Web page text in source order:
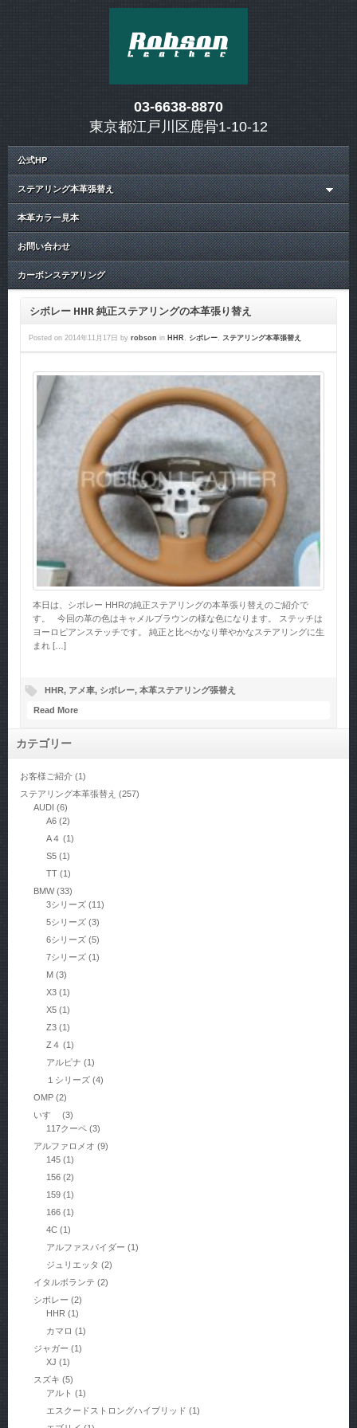
03-6638-8870
東京都江戸川区鹿骨1-10-12
公式HP
ステアリング本革張替え
本革カラー見本
お問い合わせ
カーボンステアリング
シボレー HHR 純正ステアリングの本革張り替え
Posted on 2014年11月17日 by robson in HHR , シボレー, ステアリング本革張替え
本日は、シボレー HHRの純正ステアリングの本革張り替えのご紹介で
す。 今回の革の色はキャメルブラウンの様な色になります。 ステッチは
ヨーロピアンステッチです。 純正と比べかなり華やかなステアリングに生
まれ […]
HHR, アメ車, シボレー, 本革ステアリング張替え
Read More
カテゴリー
お客様ご紹介 (1)
ステアリング本革張替え (257)
AUDI (6)
A6 (2)
A４ (1)
S5 (1)
TT (1)
BMW(33)
3シリーズ (11)
5シリーズ (3)
6シリーズ (5)
7シリーズ (1)
M (3)
X3 (1)
X5 (1)
Z3 (1)
Z４ (1)
アルピナ (1)
１シリーズ (4)
OMP(2)
いすゞ
(3)
117クーペ (3)
アルファロメオ (9)
145 (1)
156 (2)
159 (1)
166 (1)
4C (1)
アルファスパイダー (1)
ジュリエッタ (2)
イタルボランテ (2)
シボレー (2)
HHR (1)
カマロ (1)
ジャガー (1)
XJ (1)
スズキ (5)
アルト (1)
エスクードストロングハイブリッド (1)